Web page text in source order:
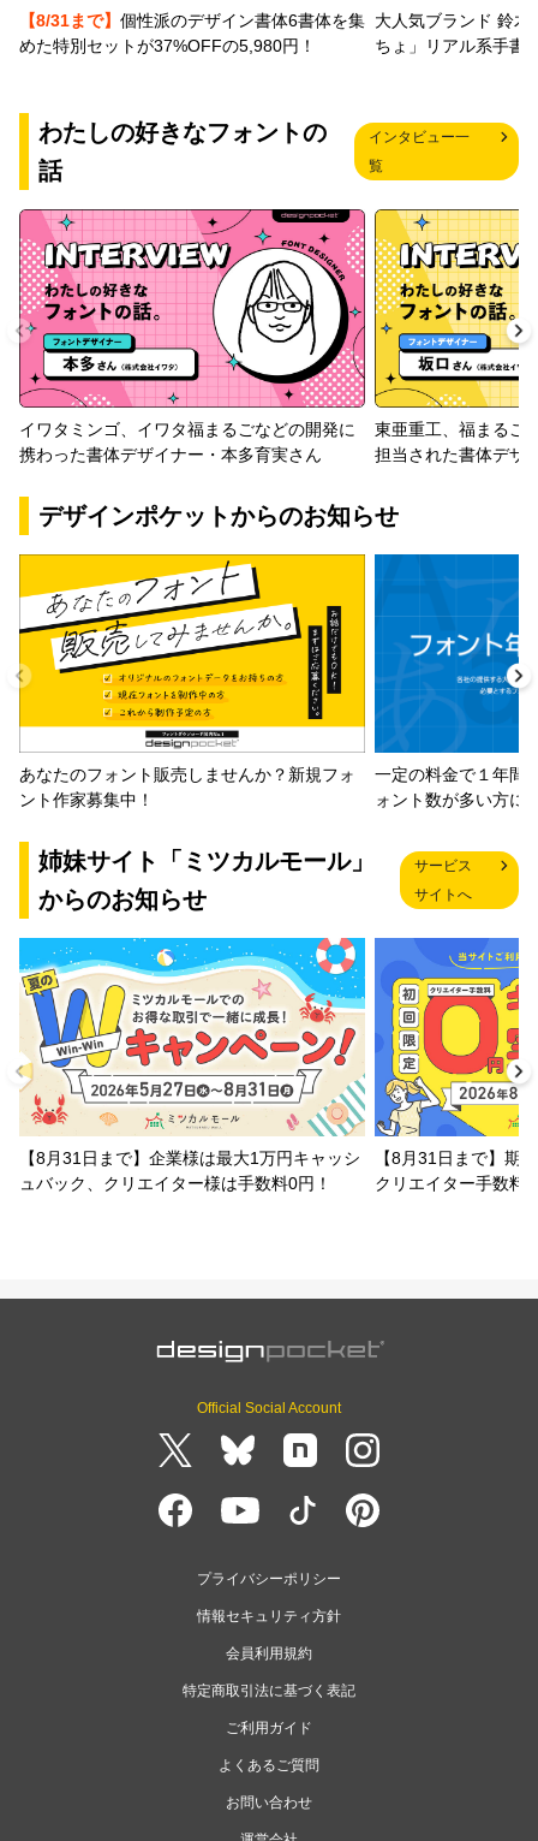
【8/31まで】 個性派のデザイン書体6書体を集
めた特別セットが37%OFFの5,980円！
大人気ブランド 鈴木
ちょ」リアル系手書
わたしの好きなフォントの
話
インタビュー一
覧
イワタミンゴ、イワタ福まるごなどの開発に
携わった書体デザイナー・本多育実さん
東亜重工、福まるご
担当された書体デザ
デザインポケットからのお知らせ
あなたのフォント販売しませんか？新規フォ
ント作家募集中！
一定の料金で１年間
ォント数が多い方に
姉妹サイト「ミツカルモール」
からのお知らせ
サービス
サイトへ
【8月31日まで】企業様は最大1万円キャッシ
ュバック、クリエイター様は手数料0円！
【8月31日まで】期
クリエイター手数料
Official Social Account
プライバシーポリシー
情報セキュリティ方針
会員利用規約
特定商取引法に基づく表記
ご利用ガイド
よくあるご質問
お問い合わせ